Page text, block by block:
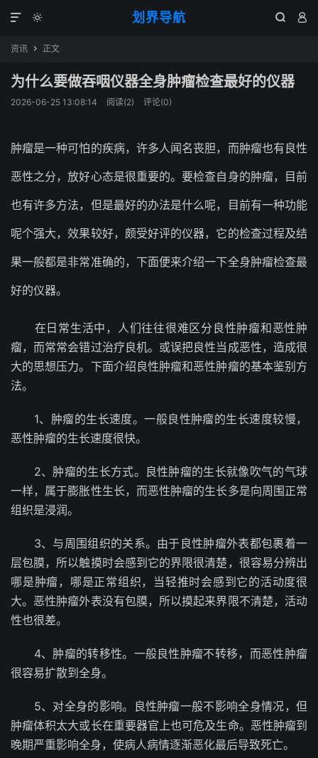
划界导航
  

资讯  正文
为什么要做吞咽仪器全身肿瘤检查最好的仪器
2026-06-25 13:08:14 阅读(2) 评论(0)
肿瘤是一种可怕的疾病，许多人闻名丧胆，而肿瘤也有良性
恶性之分，放好心态是很重要的。要检查自身的肿瘤，目前
也有许多方法，但是最好的办法是什么呢，目前有一种功能
呢个强大，效果较好，颇受好评的仪器，它的检查过程及结
果一般都是非常准确的，下面便来介绍一下全身肿瘤检查最
好的仪器。
在日常生活中，人们往往很难区分良性肿瘤和恶性肿
瘤，而常常会错过治疗良机。或误把良性当成恶性，造成很
大的思想压力。下面介绍良性肿瘤和恶性肿瘤的基本鉴别方
法。
1、肿瘤的生长速度。一般良性肿瘤的生长速度较慢，
恶性肿瘤的生长速度很快。
2、肿瘤的生长方式。良性肿瘤的生长就像吹气的气球
一样，属于膨胀性生长，而恶性肿瘤的生长多是向周围正常
组织是浸润。
3、与周围组织的关系。由于良性肿瘤外表都包裹着一
层包膜，所以触摸时会感到它的界限很清楚，很容易分辨出
哪是肿瘤，哪是正常组织，当轻推时会感到它的活动度很
大。恶性肿瘤外表没有包膜，所以摸起来界限不清楚，活动
性也很差。
4、肿瘤的转移性。一般良性肿瘤不转移，而恶性肿瘤
很容易扩散到全身。
5、对全身的影响。良性肿瘤一般不影响全身情况，但
肿瘤体积太大或长在重要器官上也可危及生命。恶性肿瘤到
晚期严重影响全身，使病人病情逐渐恶化最后导致死亡。